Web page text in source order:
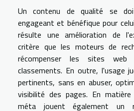
Un contenu de qualité se
engageant et bénéfique pour
résulte une amélioration de
critère que les moteurs de
récompenser les sites web
classements. En outre, l'usage
pertinents, sans en abuser,
visibilité des pages. En
méta jouent également un